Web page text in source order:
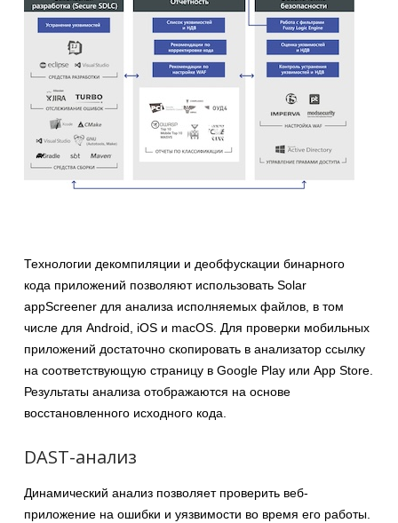
Технологии декомпиляции и деобфускации бинарного
кода приложений позволяют использовать Solar
appScreener для анализа исполняемых файлов, в том
числе для Android, iOS и macOS. Для проверки мобильных
приложений достаточно скопировать в анализатор ссылку
на соответствующую страницу в Google Play или App Store.
Результаты анализа отображаются на основе
восстановленного исходного кода.
DAST-анализ
Динамический анализ позволяет проверить веб-
приложение на ошибки и уязвимости во время его работы.